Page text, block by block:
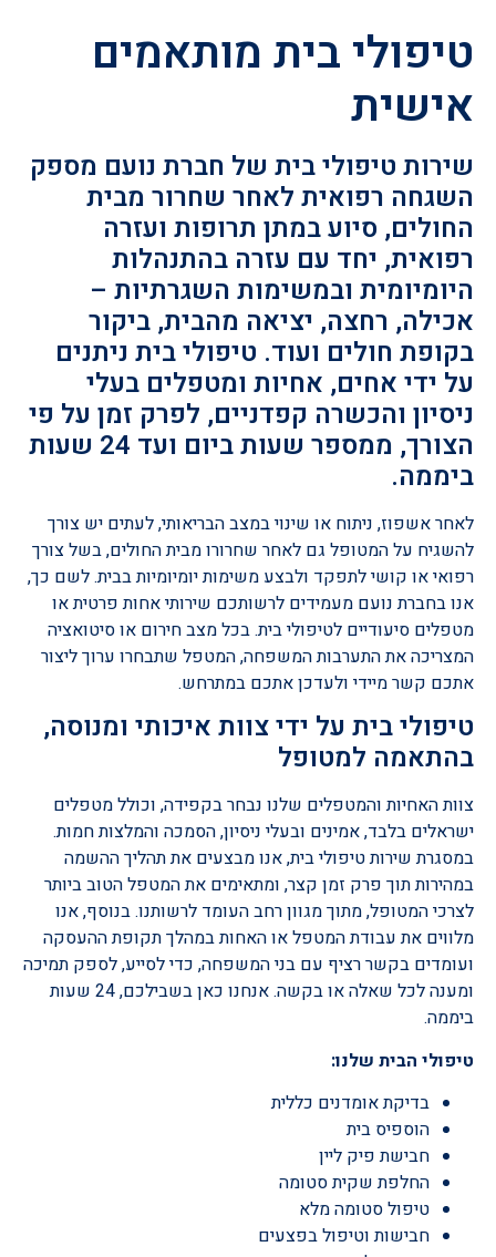
טיפולי בית מותאמים
אישית
שירות טיפולי בית של חברת נועם מספק
השגחה רפואית לאחר שחרור מבית
החולים, סיוע במתן תרופות ועזרה
רפואית, יחד עם עזרה בהתנהלות
היומיומית ובמשימות השגרתיות –
אכילה, רחצה, יציאה מהבית, ביקור
בקופת חולים ועוד. טיפולי בית ניתנים
על ידי אחים, אחיות ומטפלים בעלי
ניסיון והכשרה קפדניים, לפרק זמן על פי
הצורך, ממספר שעות ביום ועד 24 שעות
ביממה.
לאחר אשפוז, ניתוח או שינוי במצב הבריאותי, לעתים יש צורך
להשגיח על המטופל גם לאחר שחרורו מבית החולים, בשל צורך
רפואי או קושי לתפקד ולבצע משימות יומיומיות בבית. לשם כך,
אנו בחברת נועם מעמידים לרשותכם שירותי אחות פרטית או
מטפלים סיעודיים לטיפולי בית. בכל מצב חירום או סיטואציה
המצריכה את התערבות המשפחה, המטפל שתבחרו ערוך ליצור
אתכם קשר מיידי ולעדכן אתכם במתרחש.
טיפולי בית על ידי צוות איכותי ומנוסה,
בהתאמה למטופל
צוות האחיות והמטפלים שלנו נבחר בקפידה, וכולל מטפלים
ישראלים בלבד, אמינים ובעלי ניסיון, הסמכה והמלצות חמות.
במסגרת שירות טיפולי בית, אנו מבצעים את תהליך ההשמה
במהירות תוך פרק זמן קצר, ומתאימים את המטפל הטוב ביותר
לצרכי המטופל, מתוך מגוון רחב העומד לרשותנו. בנוסף, אנו
מלווים את עבודת המטפל או האחות במהלך תקופת ההעסקה
ועומדים בקשר רציף עם בני המשפחה, כדי לסייע, לספק תמיכה
ומענה לכל שאלה או בקשה. אנחנו כאן בשבילכם, 24 שעות
ביממה.
טיפולי הבית שלנו:
בדיקת אומדנים כללית
הוספיס בית
חבישת פיק ליין
החלפת שקית סטומה
טיפול סטומה מלא
חבישות וטיפול בפצעים